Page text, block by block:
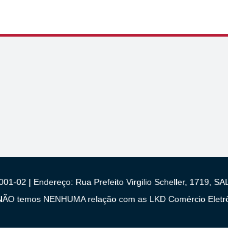
02 | Endereço: Rua Prefeito Virgilio Scheller, 1719,
temos NENHUMA relação com as LKD Comércio